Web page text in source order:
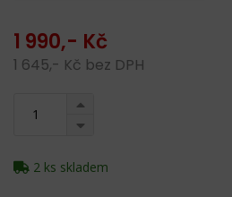
1 990,- Kč
1 645,- Kč bez DPH
2 ks skladem